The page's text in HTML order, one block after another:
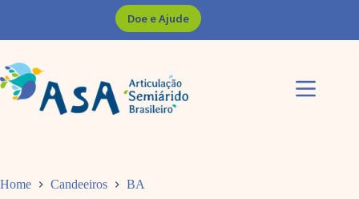
Doe e Ajude
Home Candeeiros BA